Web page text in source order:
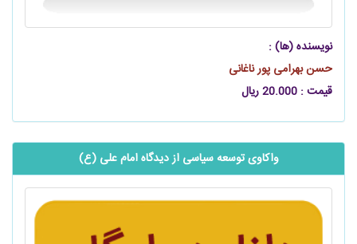
نویسنده (ها) :
حسن بهرامی پور ناغانی
قیمت : 20.000 ریال
واکاوی توسعه سیاسی از دیدگاه امام علی (ع)